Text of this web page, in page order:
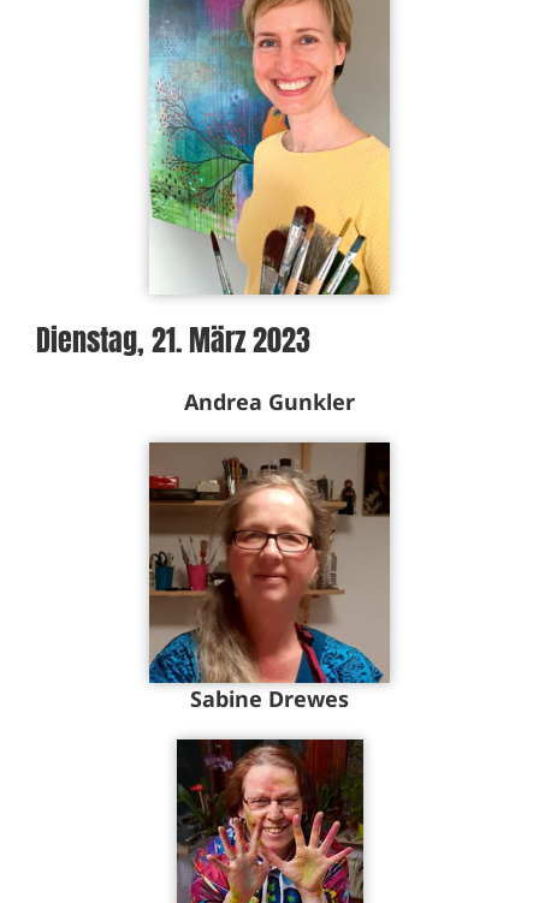
Dienstag, 21. März 2023
Andrea Gunkler
Sabine Drewes